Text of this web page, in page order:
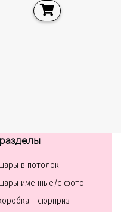
в потолок
именные/с фото
- сюрприз